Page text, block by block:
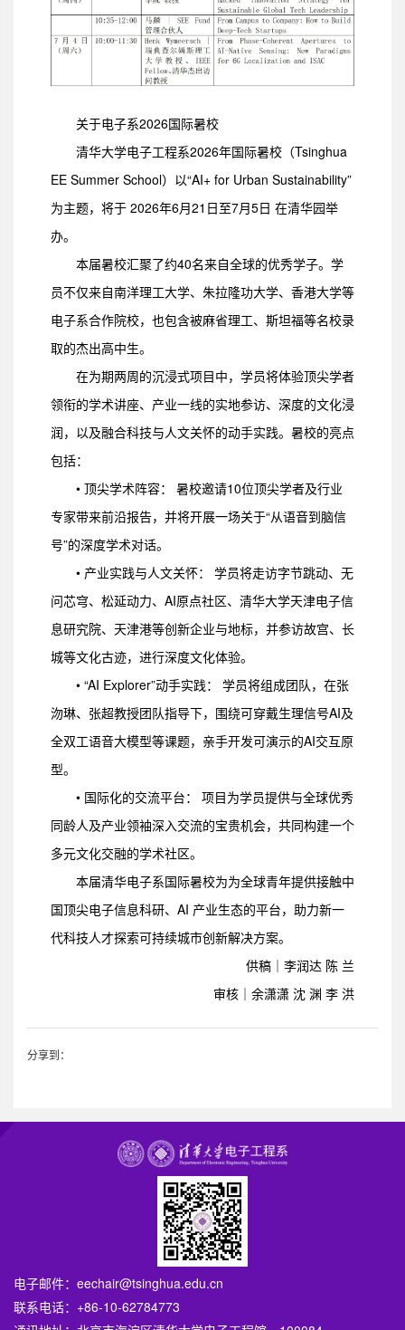
关于电子系2026国际暑校
清华大学电子工程系2026年国际暑校（Tsinghua
EE Summer School）以“AI+ for Urban Sustainability”
为主题，将于 2026年6月21日至7月5日 在清华园举
办。
本届暑校汇聚了约40名来自全球的优秀学子。学
员不仅来自南洋理工大学、朱拉隆功大学、香港大学等
电子系合作院校，也包含被麻省理工、斯坦福等名校录
取的杰出高中生。
在为期两周的沉浸式项目中，学员将体验顶尖学者
领衔的学术讲座、产业一线的实地参访、深度的文化浸
润，以及融合科技与人文关怀的动手实践。暑校的亮点
包括：
• 顶尖学术阵容： 暑校邀请10位顶尖学者及行业
专家带来前沿报告，并将开展一场关于“从语音到脑信
号”的深度学术对话。
• 产业实践与人文关怀： 学员将走访字节跳动、无
问芯穹、松延动力、AI原点社区、清华大学天津电子信
息研究院、天津港等创新企业与地标，并参访故宫、长
城等文化古迹，进行深度文化体验。
• “AI Explorer”动手实践： 学员将组成团队，在张
沕琳、张超教授团队指导下，围绕可穿戴生理信号AI及
全双工语音大模型等课题，亲手开发可演示的AI交互原
型。
• 国际化的交流平台： 项目为学员提供与全球优秀
同龄人及产业领袖深入交流的宝贵机会，共同构建一个
多元文化交融的学术社区。
本届清华电子系国际暑校为为全球青年提供接触中
国顶尖电子信息科研、AI 产业生态的平台，助力新一
代科技人才探索可持续城市创新解决方案。
供稿｜李润达 陈 兰
审核｜余潇潇 沈 渊 李 洪
分享到：
电子邮件： eechair@tsinghua.edu.cn
联系电话：+86-10-62784773